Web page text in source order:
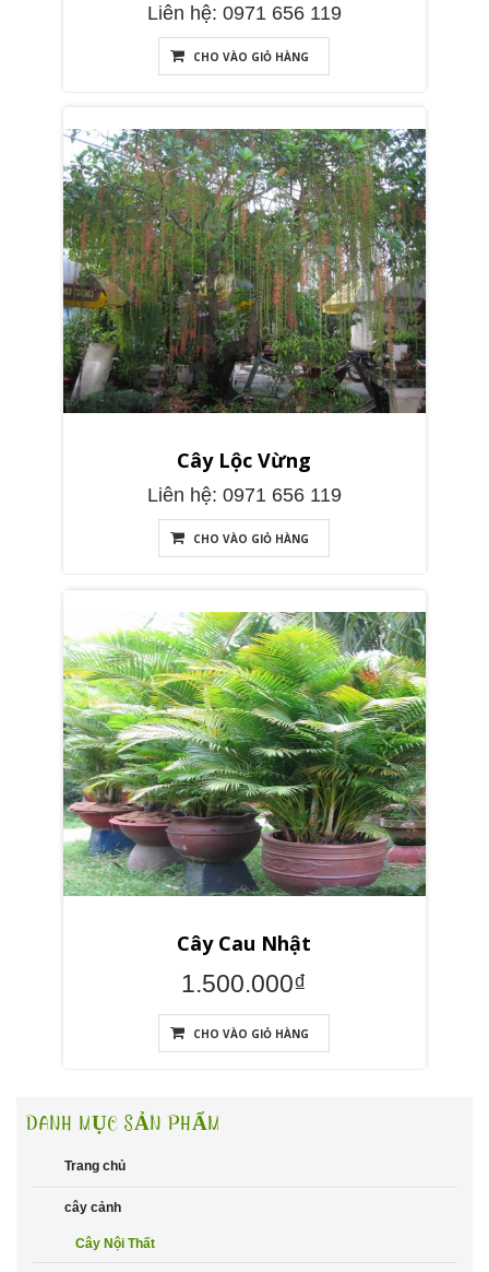
Liên hệ: 0971 656 119
CHO VÀO GIỎ HÀNG
Cây Lộc Vừng
Liên hệ: 0971 656 119
CHO VÀO GIỎ HÀNG
Cây Cau Nhật
1.500.000₫
CHO VÀO GIỎ HÀNG
DANH MỤC SẢN PHẨM
Trang chủ
cây cảnh
Cây Nội Thất